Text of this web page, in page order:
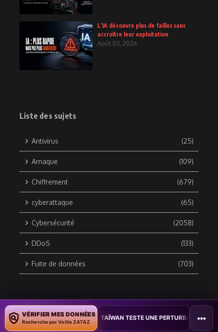
L’IA découvre plus de failles sans
accroître leur exploitation
Août 03, 2026
Liste des sujets
Antivirus (25)
Arnaque (109)
Chiffrement (679)
cyberattaque (65)
Cybersécurité (2058)
DDoS (133)
Fuite de données (703)
Copyright © 2010 / 2026 DATA SECURITY BREACH - Groupe
ZATAZ Média
VÉRIFIER MES DONNÉES
Recherche par Veille ZATAZ
• TAÏWAN TESTE UNE PERTURBATION MASSIVE DE
•••